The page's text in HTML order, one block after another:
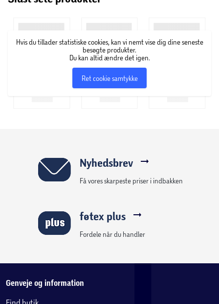
Hvis du tillader statistiske cookies, kan vi nemt vise dig dine seneste
besøgte produkter.
Du kan altid ændre det igen.
Ret cookie samtykke
Nyhedsbrev
Få vores skarpeste priser i indbakken
føtex plus
Fordele når du handler
Genveje og information